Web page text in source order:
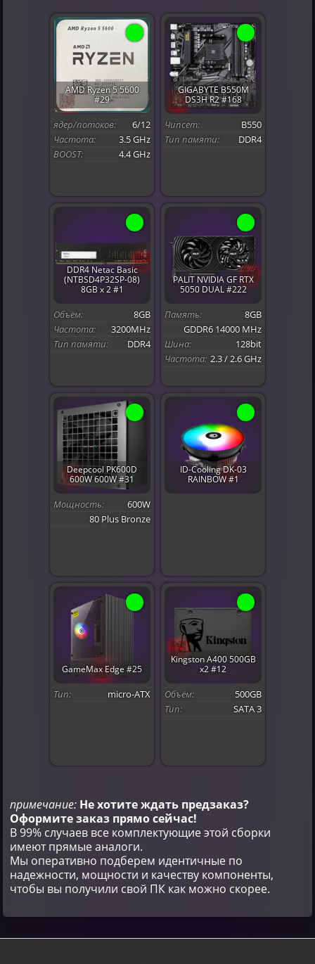
AMD Ryzen 5 5600
#29
ядер/потоков:
6/12
Частота:
3.5 GHz
BOOST:
4.4 GHz
GIGABYTE B550M
DS3H R2 #168
Чипсет:
B550
Тип памяти:
DDR4
DDR4 Netac Basic
(NTBSD4P32SP-08)
8GB x 2 #1
Объём:
8GB
Частота:
3200MHz
Тип памяти:
DDR4
PALIT NVIDIA GF RTX
5050 DUAL #222
Память:
8GB
GDDR6 14000 MHz
Шина:
128bit
Частота: 2.3 / 2.6 GHz
Deepcool PK600D
600W 600W #31
Мощность:
600W
80 Plus Bronze
ID-Cooling DK-03
RAINBOW #1
GameMax Edge #25
Тип: micro-ATX
Kingston A400 500GB
x2 #12
Объём:
500GB
Тип:
SATA 3
примечание: Не хотите ждать предзаказ?
Оформите заказ прямо сейчас!
В 99% случаев все комплектующие этой сборки
имеют прямые аналоги.
Мы оперативно подберем идентичные по
надежности, мощности и качеству компоненты,
чтобы вы получили свой ПК как можно скорее.